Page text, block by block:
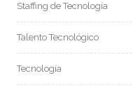
Staffing de Tecnología
Talento Tecnológico
Tecnología